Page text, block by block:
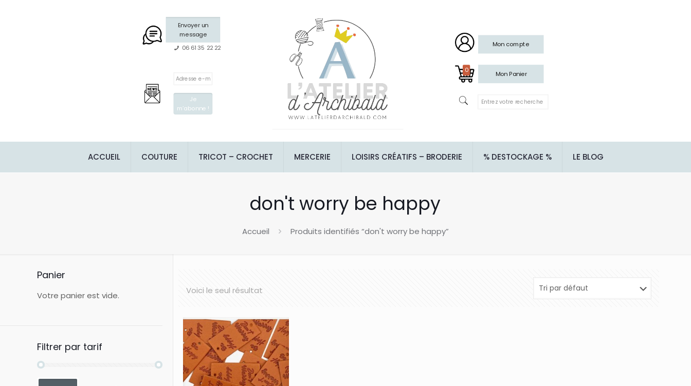
Envoyer un
message
06 61 35 22 22
Mon compte
0 Mon Panier
ACCUEIL COUTURE TRICOT – CROCHET MERCERIE LOISIRS CRÉATIFS – BRODERIE % DESTOCKAGE % LE BLOG
don't worry be happy
Accueil Produits identifiés “don't worry be happy”
Voici le seul résultat
Panier
Votre panier est vide.
Filtrer par tarif